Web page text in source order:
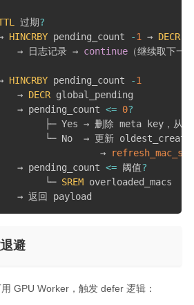
过期?
HINCRBY pending_count -1 → DECR
→ 日志记录 →
continue（继续取下一
HINCRBY pending_count -1
→
DECR global_pending
→ pending_count
<= 0?
├─ Yes → 删除 meta key，从
└─ No  → 更新
→
→ pending_count
<= 阈值?
└─
SREM overloaded_macs
→ 返回 payload
避
GPU Worker，触发 defer 逻辑：